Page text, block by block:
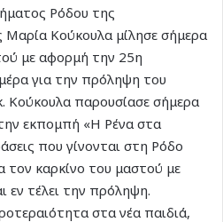
Ρόδου της
Μαρία Κούκουλα μίλησε σήμερα
με αφορμή την 25η
για την πρόληψη του
Κούκουλα παρουσίασε σήμερα
εκπομπή «Η Ρένα στα
που γίνονται στη Ρόδο
τον καρκίνο του μαστού με
εν τέλει την πρόληψη.
στα νέα παιδιά,